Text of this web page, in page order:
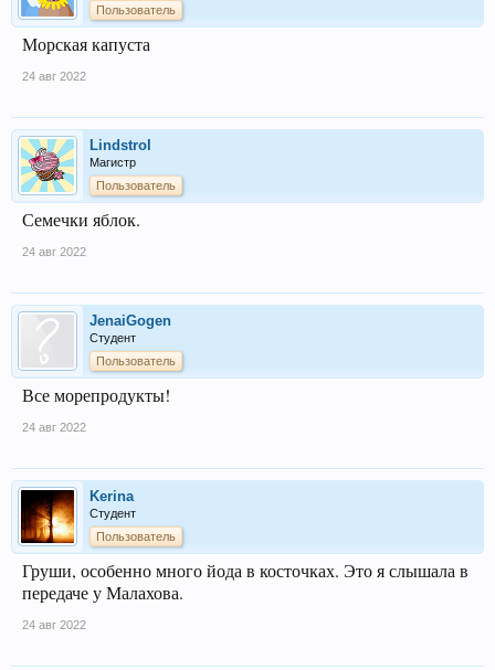
Пользователь
Морская капуста
24 авг 2022
Lindstrol
Магистр
Пользователь
Семечки яблок.
24 авг 2022
JenaiGogen
Студент
Пользователь
Все морепродукты!
24 авг 2022
Kerina
Студент
Пользователь
Груши, особенно много йода в косточках. Это я слышала в
передаче у Малахова.
24 авг 2022